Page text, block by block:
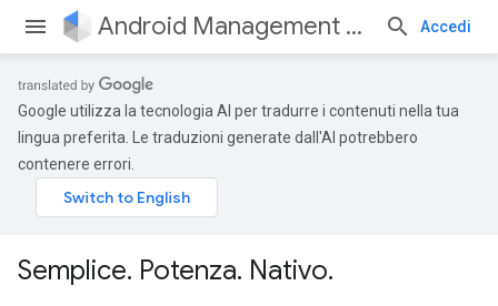
Android Management API Accedi
Google utilizza la tecnologia AI per tradurre i contenuti nella tua
lingua preferita. Le traduzioni generate dall'AI potrebbero
contenere errori.
Semplice. Potenza. Nativo.